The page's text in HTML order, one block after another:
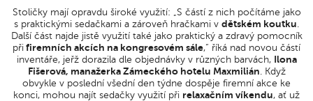
Stoličky mají opravdu široké využití: „S částí z nich počítáme jako
s praktickými sedačkami a zároveň hračkami v dětském koutku.
Další část najde jistě využití také jako praktický a zdravý pomocník
při firemních akcích na kongresovém sále,“ říká nad novou částí
inventáře, jeřž dorazila dle objednávky v různých barvách, Ilona
Fišerová, manažerka Zámeckého hotelu Maxmilián. Když
obvykle v poslední všední den týdne dospěje firemní akce ke
konci, mohou najít sedačky využití při relaxačním víkendu, ať už